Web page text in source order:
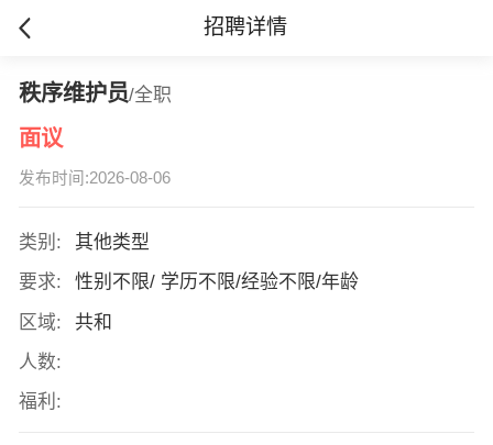
招聘详情
秩序维护员/全职
面议
发布时间:2026-08-06
类别:
其他类型
要求:
性别不限/ 学历不限/经验不限/年龄
区域:
共和
人数:
福利: